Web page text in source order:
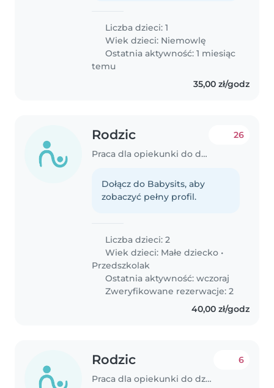
Liczba dzieci: 1
Wiek dzieci: Niemowlę
Ostatnia aktywność: 1 miesiąc
temu
35,00 zł/godz
Rodzic
Praca dla opiekunki do dziecka w Warszawa
26
Dołącz do Babysits, aby
zobaczyć pełny profil.
Liczba dzieci: 2
Wiek dzieci: Małe dziecko •
Przedszkolak
Ostatnia aktywność: wczoraj
Zweryfikowane rezerwacje: 2
40,00 zł/godz
Rodzic
Praca dla opiekunki do dziecka w Poznań
6